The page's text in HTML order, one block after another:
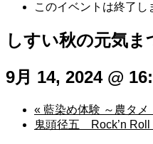
このイベントは終了し
しすい秋の元気ま
9月 14, 2024 @
« 藍染め体験 ～農タメ
鬼頭径五 Rock’n Roll